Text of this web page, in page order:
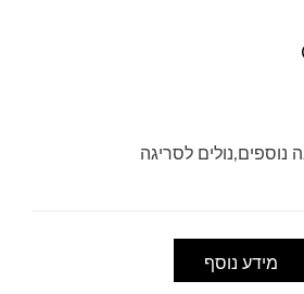
נוספים,נולים לסריגה
מידע נוסף